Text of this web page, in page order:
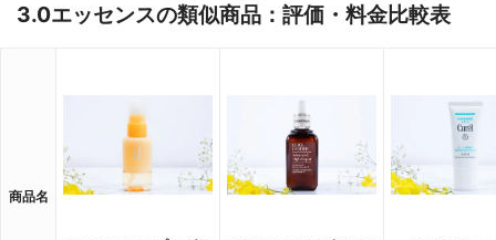
3.0エッセンスの類似商品：評価・料金比較表
商品名